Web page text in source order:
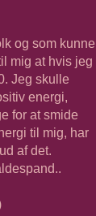
og som kunne
mig at hvis jeg
Jeg skulle
energi,
for at smide
til mig, har
af det.